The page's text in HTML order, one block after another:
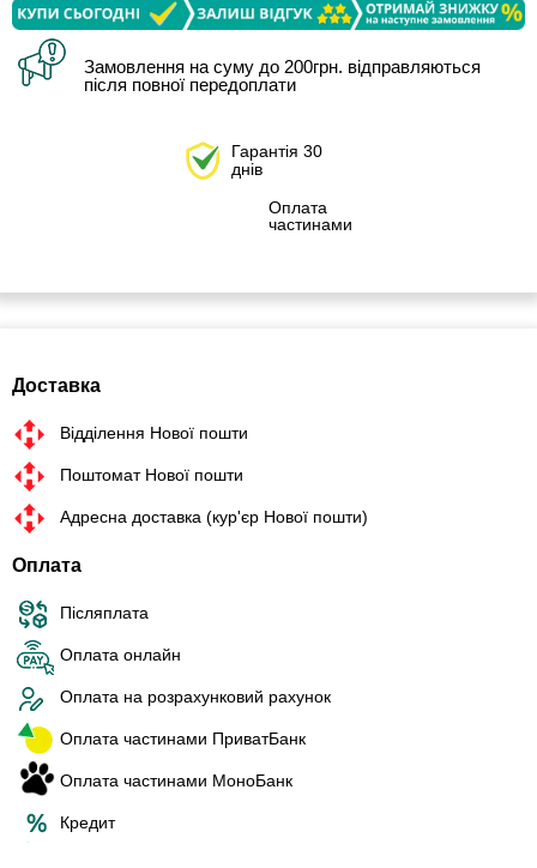
Замовлення на суму до 200грн. відправляються
після повної передоплати
Гарантія 30
днів
Оплата
частинами
Доставка
Відділення Нової пошти
Поштомат Нової пошти
Адресна доставка (кур'єр Нової пошти)
Оплата
Післяплата
Оплата онлайн
Оплата на розрахунковий рахунок
Оплата частинами ПриватБанк
Оплата частинами МоноБанк
Кредит